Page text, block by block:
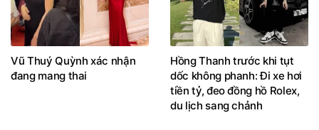
Vũ Thuý Quỳnh xác nhận
đang mang thai
Hồng Thanh trước khi tụt
dốc không phanh: Đi xe hơi
tiền tỷ, đeo đồng hồ Rolex,
du lịch sang chảnh